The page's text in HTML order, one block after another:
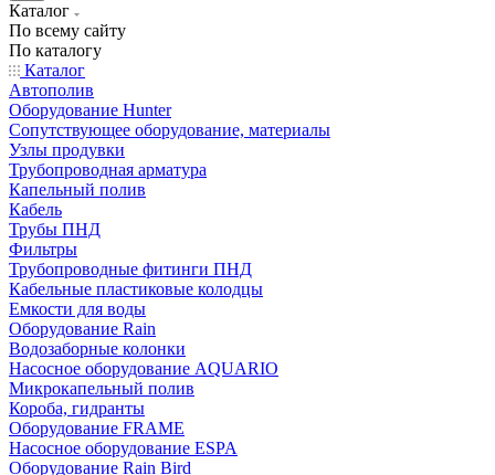
Каталог
По всему сайту
По каталогу
Каталог
Автополив
Оборудование Hunter
Сопутствующее оборудование, материалы
Узлы продувки
Трубопроводная арматура
Капельный полив
Кабель
Трубы ПНД
Фильтры
Трубопроводные фитинги ПНД
Кабельные пластиковые колодцы
Емкости для воды
Оборудование Rain
Водозаборные колонки
Насосное оборудование AQUARIO
Микрокапельный полив
Короба, гидранты
Оборудование FRAME
Насосное оборудование ESPA
Оборудование Rain Bird